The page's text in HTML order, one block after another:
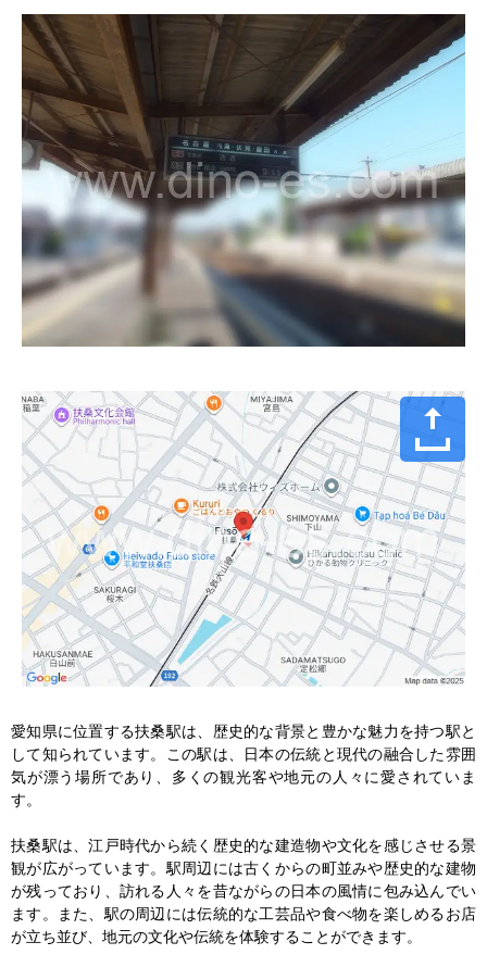
愛知県に位置する扶桑駅は、歴史的な背景と豊かな魅力を持つ駅と
して知られています。この駅は、日本の伝統と現代の融合した雰囲
気が漂う場所であり、多くの観光客や地元の人々に愛されていま
す。
扶桑駅は、江戸時代から続く歴史的な建造物や文化を感じさせる景
観が広がっています。駅周辺には古くからの町並みや歴史的な建物
が残っており、訪れる人々を昔ながらの日本の風情に包み込んでい
ます。また、駅の周辺には伝統的な工芸品や食べ物を楽しめるお店
が立ち並び、地元の文化や伝統を体験することができます。